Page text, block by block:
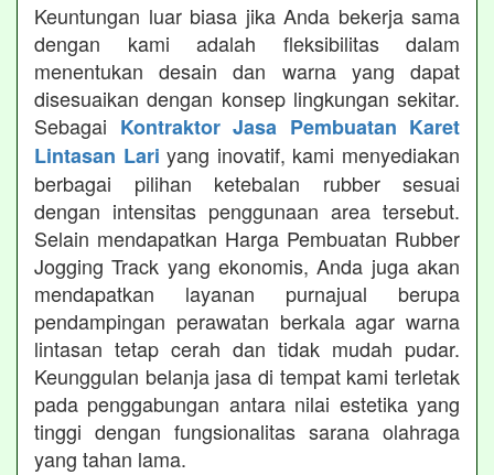
Keuntungan luar biasa jika Anda bekerja sama
dengan kami adalah fleksibilitas dalam
menentukan desain dan warna yang dapat
disesuaikan dengan konsep lingkungan sekitar.
Sebagai Kontraktor Jasa Pembuatan Karet
Lintasan Lari yang inovatif, kami menyediakan
berbagai pilihan ketebalan rubber sesuai
dengan intensitas penggunaan area tersebut.
Selain mendapatkan Harga Pembuatan Rubber
Jogging Track yang ekonomis, Anda juga akan
mendapatkan layanan purnajual berupa
pendampingan perawatan berkala agar warna
lintasan tetap cerah dan tidak mudah pudar.
Keunggulan belanja jasa di tempat kami terletak
pada penggabungan antara nilai estetika yang
tinggi dengan fungsionalitas sarana olahraga
yang tahan lama.